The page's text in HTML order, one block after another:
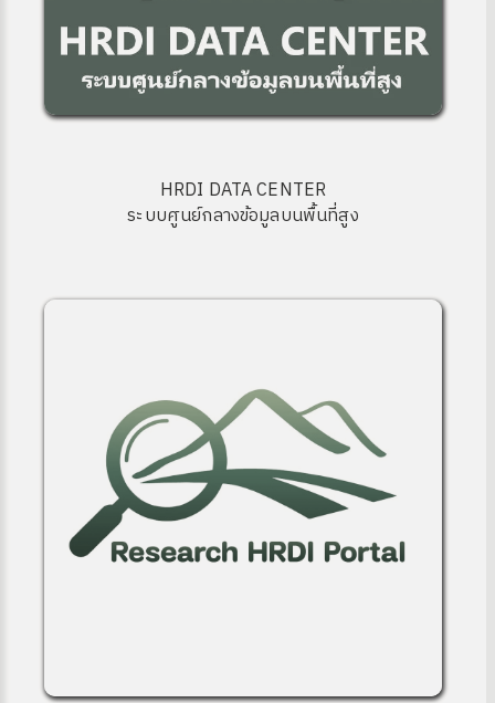
HRDI DATA CENTER
ระบบศูนย์กลางข้อมูลบนพื้นที่สูง